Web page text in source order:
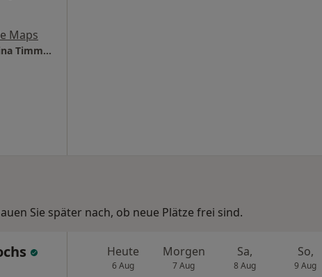
Maps
Praxis Am Markt Dr.med.S.Pawelzik, Sabrina Timmermann, Dr. med. Birthe Schnell, Kathrin Schücker,Dr.med.Nicolai Kruschinski
Sie später nach, ob neue Plätze frei sind.
Heute
6 Aug
Morgen
7 Aug
Sa,
8 Aug
So,
9 Aug